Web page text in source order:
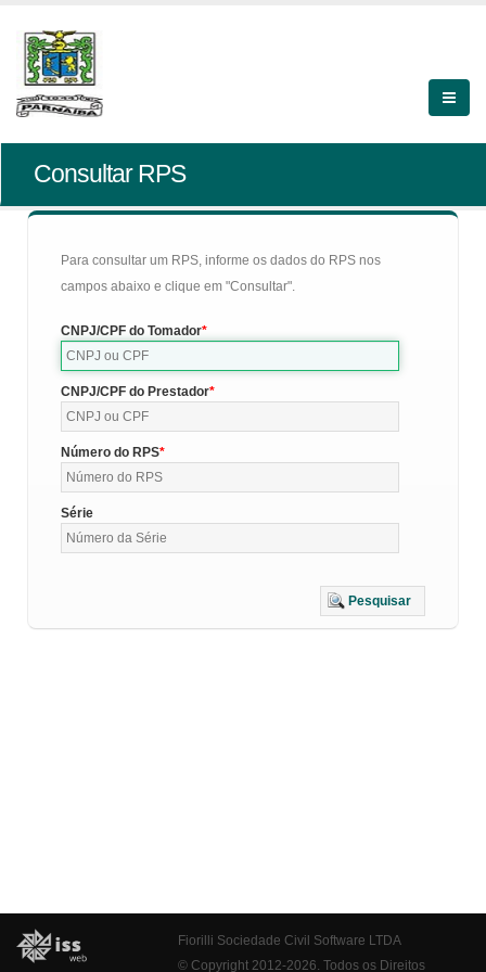
Consultar RPS
Para consultar um RPS, informe os dados do RPS nos
campos abaixo e clique em "Consultar".
CNPJ/CPF do Tomador
CNPJ/CPF do Prestador
Número do RPS
Série
Pesquisar
Fiorilli Sociedade Civil Software LTDA
© Copyright 2012-2026. Todos os Direitos